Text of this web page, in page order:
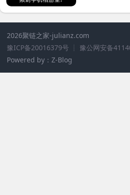
2026聚链之家-julianz.com
豫ICP备20016379号 ┊ 豫公网安备
Powered by：Z-Blog